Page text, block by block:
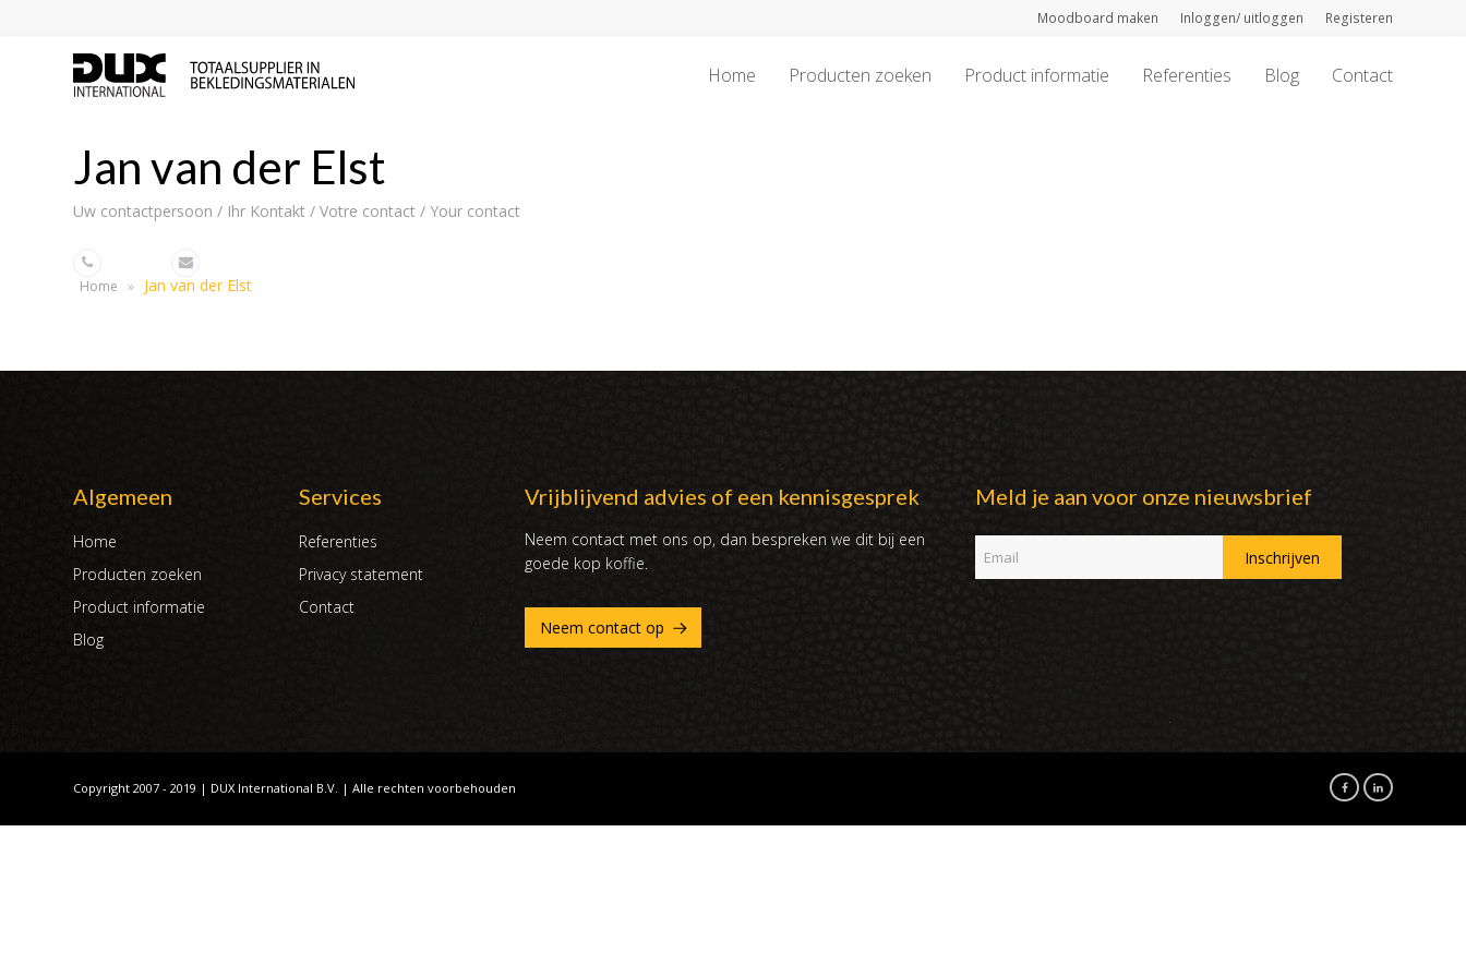
Moodboard maken Inloggen/ uitloggen Registeren
Home Producten zoeken Product informatie Referenties Blog Contact
Jan van der Elst
Uw contactpersoon / Ihr Kontakt / Votre contact / Your contact
Home » Jan van der Elst
Algemeen
Home
Producten zoeken
Product informatie
Blog
Services
Referenties
Privacy statement
Contact
Vrijblijvend advies of een kennisgesprek
Neem contact met ons op, dan bespreken we dit bij een
goede kop koffie.
Neem contact op
Meld je aan voor onze nieuwsbrief
Copyright 2007 - 2019 | DUX International B.V. | Alle rechten voorbehouden